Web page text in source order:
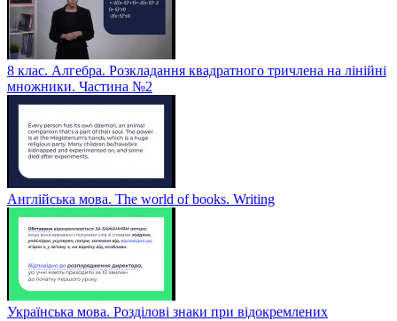
8 клас. Алгебра. Розкладання квадратного тричлена на лінійні
множники. Частина №2
Англійська мова. The world of books. Writing
Українська мова. Розділові знаки при відокремлених